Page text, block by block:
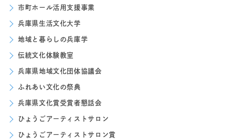
市町ホール活用支援事業
兵庫県生活文化大学
地域と暮らしの兵庫学
伝統文化体験教室
兵庫県地域文化団体協議会
ふれあい文化の祭典
兵庫県文化賞受賞者懇話会
ひょうごアーティストサロン
ひょうごアーティストサロン賞